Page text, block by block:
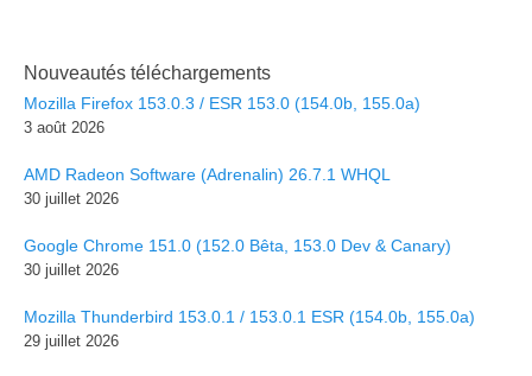
Nouveautés téléchargements
Mozilla Firefox 153.0.3 / ESR 153.0 (154.0b, 155.0a)
3 août 2026
AMD Radeon Software (Adrenalin) 26.7.1 WHQL
30 juillet 2026
Google Chrome 151.0 (152.0 Bêta, 153.0 Dev & Canary)
30 juillet 2026
Mozilla Thunderbird 153.0.1 / 153.0.1 ESR (154.0b, 155.0a)
29 juillet 2026